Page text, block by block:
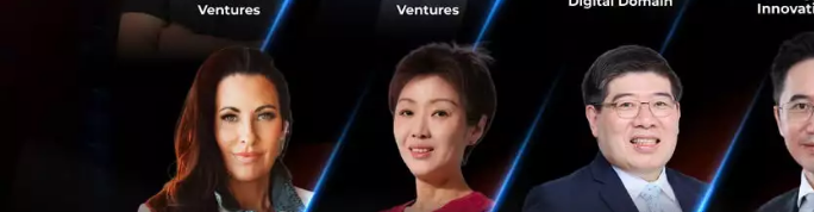
เข้ามาด้วยกัน ทำให้ทุกคนในกลุ่มที่ไม่ได้แข่งกลาย
มีผลวิจัยจาก Institute of Sports Science มหาวิ
แบบ High Impact Functional Training ที่เน้น
ออกกำลังกายทั่วไปมากกว่าการแข่งขันที่ต้องพัฒน